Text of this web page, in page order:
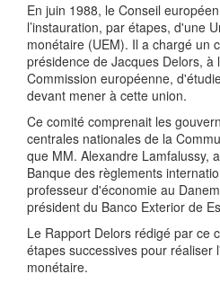
En juin 1988, le Conseil
l’instauration, par étapes, d'une
monétaire (UEM). Il a chargé un
présidence de Jacques Delors,
Commission européenne,
devant mener à cette union.
Ce comité comprenait les
centrales nationales de la
que MM. Alexandre Lamfalussy,
Banque des règlements
professeur d'économie au
président du Banco Exterior de
Le Rapport Delors rédigé par ce
étapes successives pour réaliser
monétaire.